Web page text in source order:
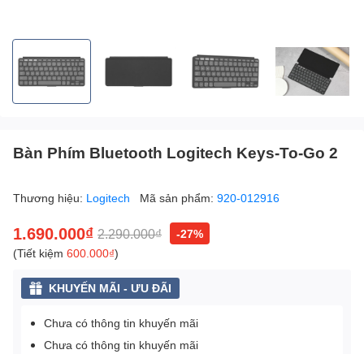
Bàn Phím Bluetooth Logitech Keys-To-Go 2
Thương hiệu: Logitech Mã sản phẩm: 920-012916
1.690.000₫ 2.290.000₫
-27%
(Tiết kiệm 600.000₫)
KHUYẾN MÃI - ƯU ĐÃI
Chưa có thông tin khuyến mãi
Chưa có thông tin khuyến mãi